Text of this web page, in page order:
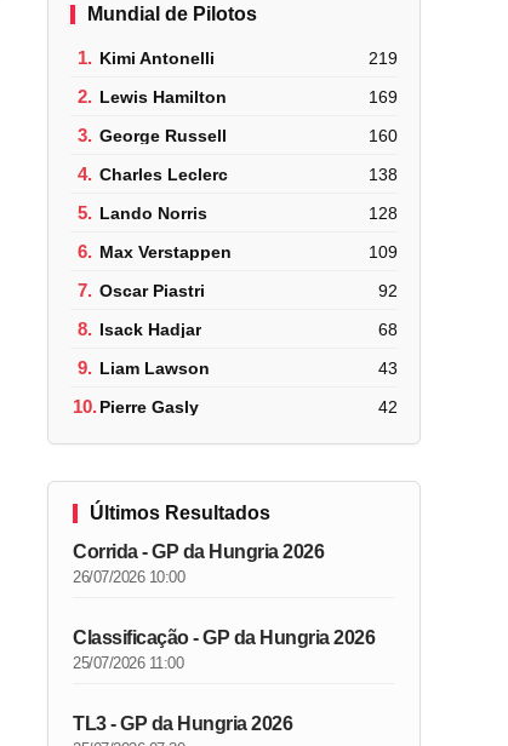
Mundial de Pilotos
1. Kimi Antonelli 219
2. Lewis Hamilton 169
3. George Russell 160
4. Charles Leclerc 138
5. Lando Norris 128
6. Max Verstappen 109
7. Oscar Piastri 92
8. Isack Hadjar 68
9. Liam Lawson 43
10.Pierre Gasly 42
Últimos Resultados
Corrida - GP da Hungria 2026
26/07/2026 10:00
Classificação - GP da Hungria 2026
25/07/2026 11:00
TL3 - GP da Hungria 2026